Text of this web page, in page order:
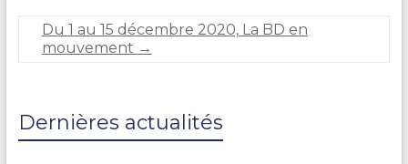
I
E
Du 1 au 15 décembre 2020, La BD en
mouvement →
Dernières actualités